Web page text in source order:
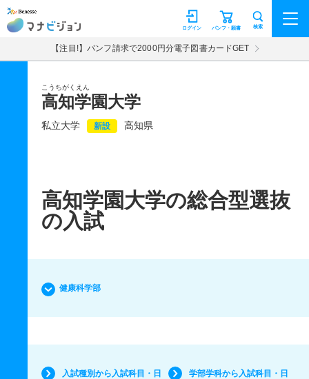
マナビジョン パンフ・願書
ログイン 検索
【注目!】パンフ請求で2000円分電子図書カードGET
こうちがくえん
高知学園大学
私立大学 新設 高知県
高知学園大学の総合型選抜
の入試
健康科学部
入試種別から入試科目・日
学部学科から入試科目・日